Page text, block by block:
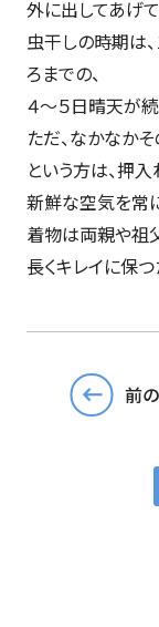
外に出してあげて
虫干しの時期は
ろまでの、
４～５日晴天が
ただ、なかなか
という方は、押
新鮮な空気を常
着物は両親や祖
長くキレイに保
前